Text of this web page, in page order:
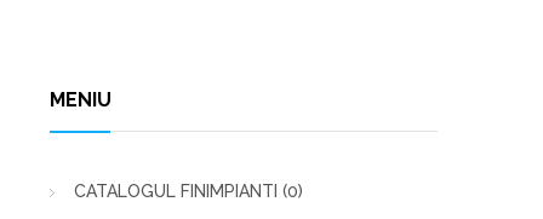
MENIU
CATALOGUL FINIMPIANTI (0)